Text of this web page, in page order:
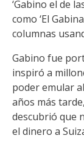
‘Gabino el de
como ‘El
columnas
Gabino fue
inspiró a
poder emular
años más
descubrió que
el dinero a